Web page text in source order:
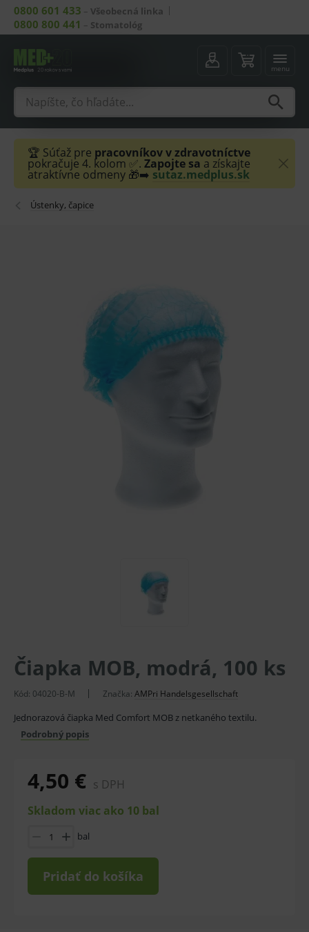
0800 601 433 – Všeobecná linka
0800 800 441 – Stomatológ
menu
🏆 Súťaž pre pracovníkov v zdravotníctve
pokračuje 4. kolom ✅. Zapojte sa a získajte
atraktívne odmeny 🎁➡️ sutaz.medplus.sk
Ústenky, čapice
Čiapka MOB, modrá, 100 ks
Kód: 04020-B-M Značka: AMPri Handelsgesellschaft
Jednorazová čiapka Med Comfort MOB z netkaného textilu.
Podrobný popis
4,50 € s DPH
Skladom viac ako 10 bal
bal
Pridať do košíka